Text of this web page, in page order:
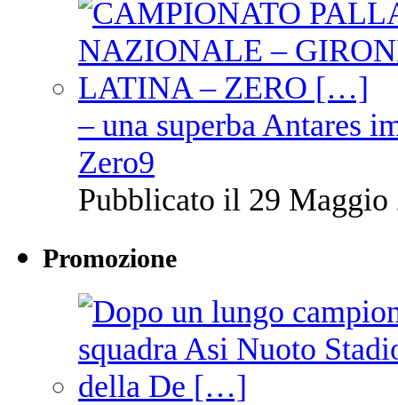
– una superba Antares
Zero9
Pubblicato il 29 Maggio
Promozione